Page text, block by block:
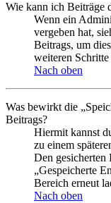
Wie kann ich Beiträge
Wenn ein
vergeben hat,
Beitrags, um
weiteren
Nach oben
Was bewirkt die
Beitrags?
Hiermit kannst
zu einem
Den gesicherten
„Gespeicherte
Bereich erneut
Nach oben